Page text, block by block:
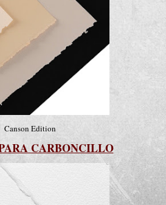
Canson Edition
CARBONCILLO